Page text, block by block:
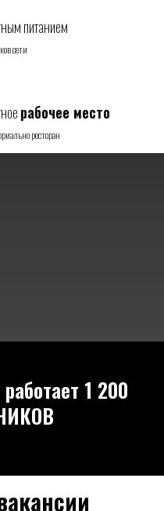
питанием
сети
рабочее место
ресторан
1 200